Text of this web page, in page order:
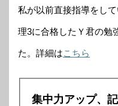
私が以前直接指導をし
理3に合格したＹ君の勉
た。詳細はこちら
集中力アップ、